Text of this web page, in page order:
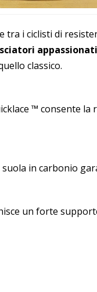
tra i ciclisti di
classico.
™ consente
suola in carbonio
un forte